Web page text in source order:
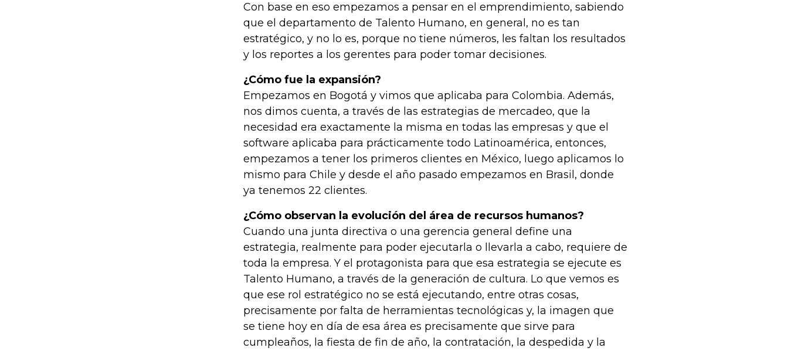
Con base en eso empezamos a pensar en el emprendimiento, sabiendo
que el departamento de Talento Humano, en general, no es tan
estratégico, y no lo es, porque no tiene números, les faltan los resultados
y los reportes a los gerentes para poder tomar decisiones.
¿Cómo fue la expansión?
Empezamos en Bogotá y vimos que aplicaba para Colombia. Además,
nos dimos cuenta, a través de las estrategias de mercadeo, que la
necesidad era exactamente la misma en todas las empresas y que el
software aplicaba para prácticamente todo Latinoamérica, entonces,
empezamos a tener los primeros clientes en México, luego aplicamos lo
mismo para Chile y desde el año pasado empezamos en Brasil, donde
ya tenemos 22 clientes.
¿Cómo observan la evolución del área de recursos humanos?
Cuando una junta directiva o una gerencia general define una
estrategia, realmente para poder ejecutarla o llevarla a cabo, requiere de
toda la empresa. Y el protagonista para que esa estrategia se ejecute es
Talento Humano, a través de la generación de cultura. Lo que vemos es
que ese rol estratégico no se está ejecutando, entre otras cosas,
precisamente por falta de herramientas tecnológicas y, la imagen que
se tiene hoy en día de esa área es precisamente que sirve para
cumpleaños, la fiesta de fin de año, la contratación, la despedida y la